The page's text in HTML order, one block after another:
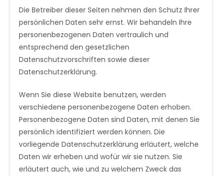
Die Betreiber dieser Seiten nehmen den Schutz Ihrer
persönlichen Daten sehr ernst. Wir behandeln Ihre
personenbezogenen Daten vertraulich und
entsprechend den gesetzlichen
Datenschutzvorschriften sowie dieser
Datenschutzerklärung.
Wenn Sie diese Website benutzen, werden
verschiedene personenbezogene Daten erhoben.
Personenbezogene Daten sind Daten, mit denen Sie
persönlich identifiziert werden können. Die
vorliegende Datenschutzerklärung erläutert, welche
Daten wir erheben und wofür wir sie nutzen. Sie
erläutert auch, wie und zu welchem Zweck das